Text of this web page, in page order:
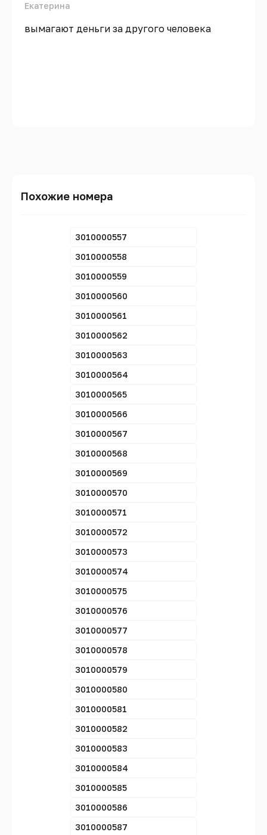
Екатерина
вымагают деньги за другого человека
Похожие номера
3010000557
3010000558
3010000559
3010000560
3010000561
3010000562
3010000563
3010000564
3010000565
3010000566
3010000567
3010000568
3010000569
3010000570
3010000571
3010000572
3010000573
3010000574
3010000575
3010000576
3010000577
3010000578
3010000579
3010000580
3010000581
3010000582
3010000583
3010000584
3010000585
3010000586
3010000587